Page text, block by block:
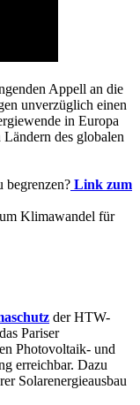
Appell an die
unverzüglich einen
in Europa
des globalen
begrenzen? Link zum
Klimawandel für
der HTW-
Pariser
Photovoltaik- und
erreichbar. Dazu
Solarenergieausbau